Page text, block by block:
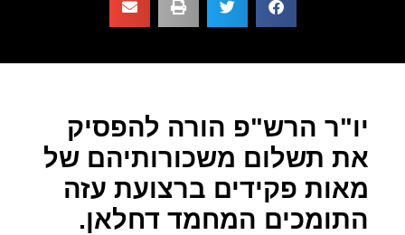
יו"ר הרש"פ הורה להפסיק
את תשלום משכורותיהם של
מאות פקידים ברצועת עזה
התומכים המחמד דחלאן.